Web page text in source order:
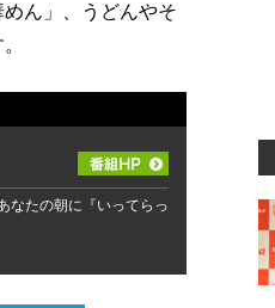
ん」、うどんやそ
なたの朝に『いってらっ